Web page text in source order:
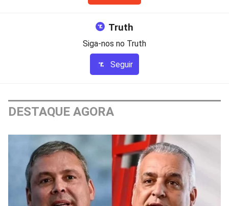
Truth
Siga-nos no Truth
Seguir
DESTAQUE AGORA